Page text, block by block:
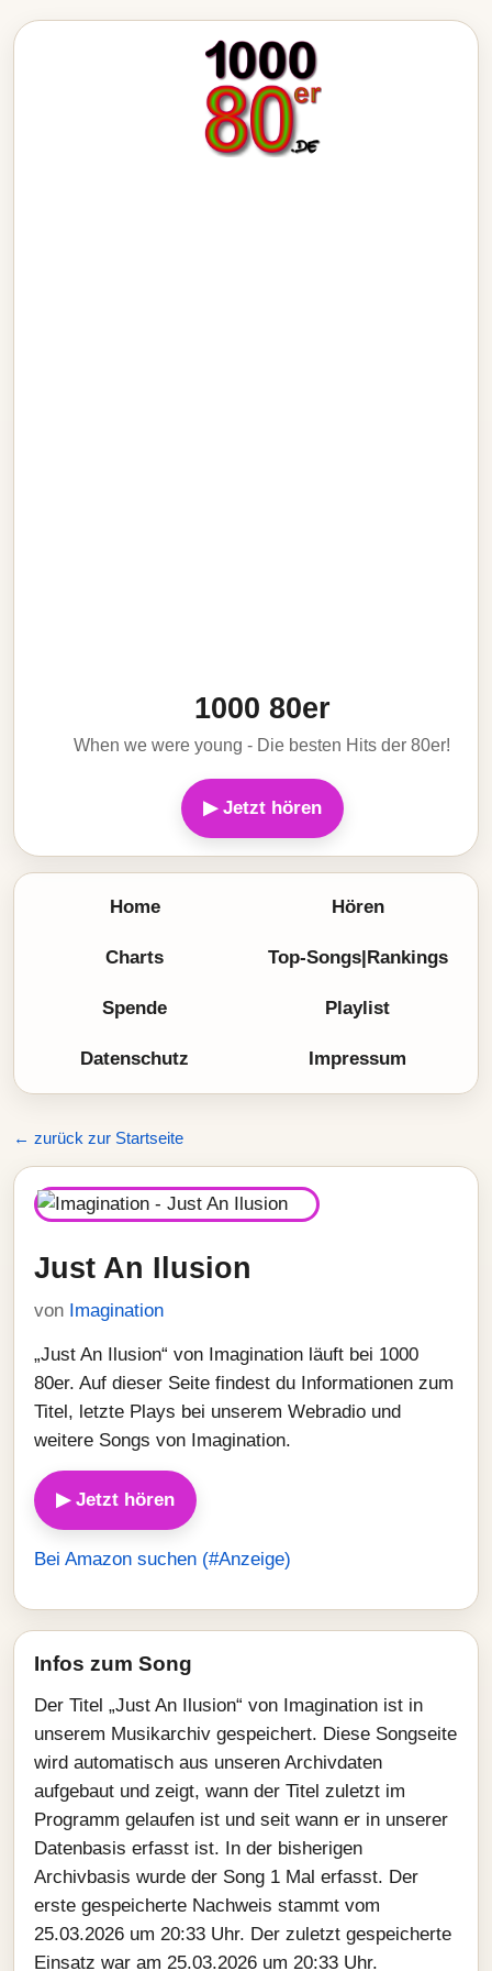
1000 80er
When we were young - Die besten Hits der 80er!
▶ Jetzt hören
Home Hören
Charts Top-Songs|Rankings
Spende Playlist
Datenschutz Impressum
← zurück zur Startseite
Just An Ilusion
von Imagination
„Just An Ilusion“ von Imagination läuft bei 1000
80er. Auf dieser Seite findest du Informationen zum
Titel, letzte Plays bei unserem Webradio und
weitere Songs von Imagination.
▶ Jetzt hören
Bei Amazon suchen (#Anzeige)
Infos zum Song
Der Titel „Just An Ilusion“ von Imagination ist in
unserem Musikarchiv gespeichert. Diese Songseite
wird automatisch aus unseren Archivdaten
aufgebaut und zeigt, wann der Titel zuletzt im
Programm gelaufen ist und seit wann er in unserer
Datenbasis erfasst ist. In der bisherigen
Archivbasis wurde der Song 1 Mal erfasst. Der
erste gespeicherte Nachweis stammt vom
25.03.2026 um 20:33 Uhr. Der zuletzt gespeicherte
Einsatz war am 25.03.2026 um 20:33 Uhr.